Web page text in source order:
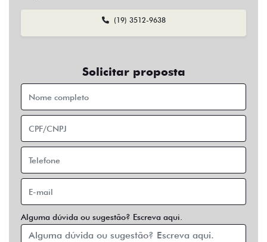
Alguma dúvida ou sugestão? Escreva aqui.
Financiamento?
Sim Não
Usar veículo usado como parte do pagamento?
Whatsapp
Telefone Email